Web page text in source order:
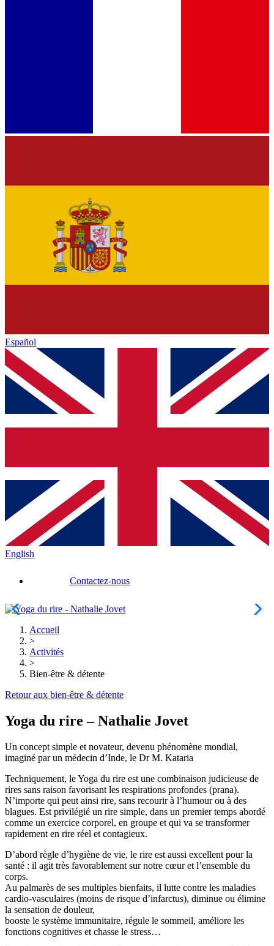
Español
English
Contactez-nous
Accueil
>
Activités
>
Bien-être & détente
Retour aux bien-être & détente
Yoga du rire – Nathalie Jovet
Un concept simple et novateur, devenu phénomène mondial,
imaginé par un médecin d’Inde, le Dr M. Kataria
Techniquement, le Yoga du rire est une combinaison judicieuse de
rires sans raison favorisant les respirations profondes (prana).
N’importe qui peut ainsi rire, sans recourir à l’humour ou à des
blagues. Est privilégié un rire simple, dans un premier temps abordé
comme un exercice corporel, en groupe et qui va se transformer
rapidement en rire réel et contagieux.
D’abord règle d’hygiène de vie, le rire est aussi excellent pour la
santé : il agit très favorablement sur notre cœur et l’ensemble du
corps.
Au palmarès de ses multiples bienfaits, il lutte contre les maladies
cardio-vasculaires (moins de risque d’infarctus), diminue ou élimine
la sensation de douleur,
booste le système immunitaire, régule le sommeil, améliore les
fonctions cognitives et chasse le stress…